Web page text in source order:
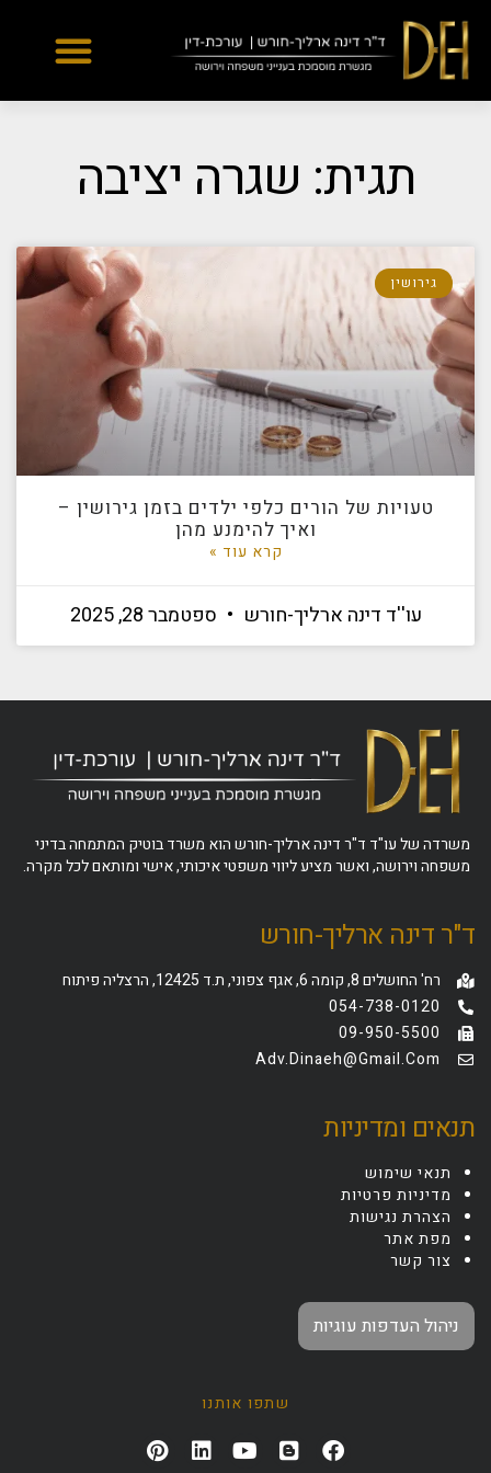
Yes
...
תגית: שגרה יציבה
גירושין
טעויות של הורים כלפי ילדים בזמן גירושין –
ואיך להימנע מהן
קרא עוד »
עו''ד דינה ארליך-חורש ספטמבר 28, 2025
משרדה של עו"ד ד"ר דינה ארליך-חורש הוא משרד בוטיק המתמחה בדיני
משפחה וירושה, ואשר מציע ליווי משפטי איכותי, אישי ומותאם לכל מקרה.
ד"ר דינה ארליך-חורש
רח' החושלים 8, קומה 6, אגף צפוני, ת.ד 12425, הרצליה פיתוח
054-738-0120
09-950-5500
Adv.dinaeh@gmail.com
תנאים ומדיניות
תנאי שימוש
מדיניות פרטיות
הצהרת נגישות
מפת אתר
צור קשר
ניהול העדפות עוגיות
שתפו אותנו